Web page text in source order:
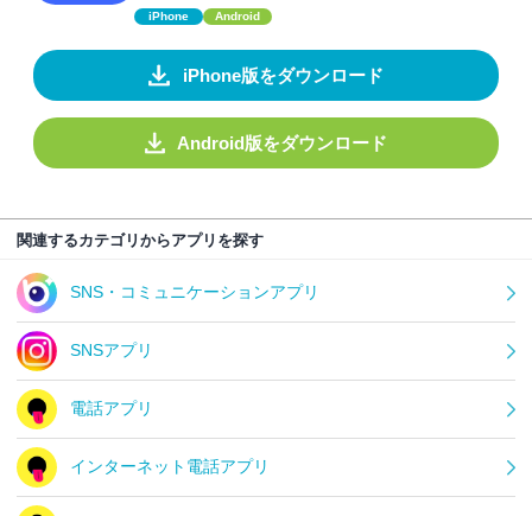
iPhone Android
iPhone版をダウンロード
Android版をダウンロード
関連するカテゴリからアプリを探す
SNS・コミュニケーションアプリ
SNSアプリ
電話アプリ
インターネット電話アプリ